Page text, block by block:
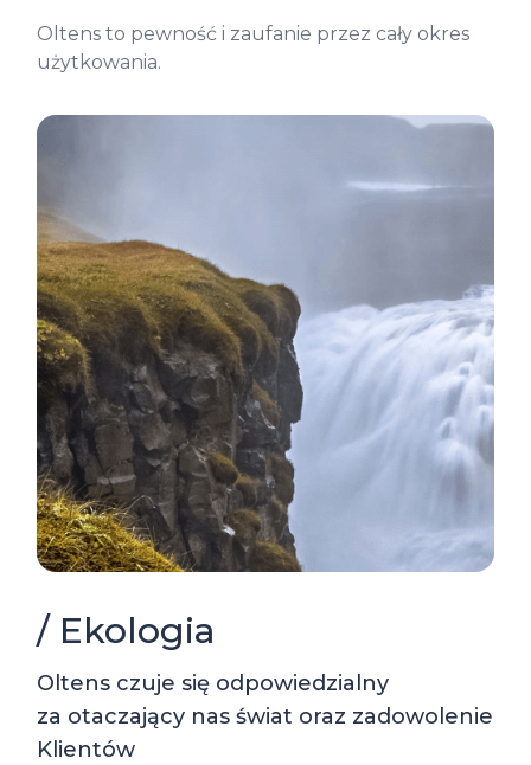
Oltens to pewność i zaufanie przez cały okres
użytkowania.
/ Ekologia
Oltens czuje się odpowiedzialny
za otaczający nas świat oraz zadowolenie
Klientów